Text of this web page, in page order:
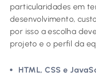
particularidades em
desenvolvimento,
por isso a escolha
projeto e o perfil da
HTML, CSS e